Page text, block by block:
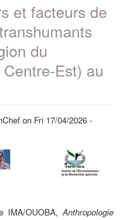
et facteurs de
du
Est) au
on Fri 17/04/2026 -
IMA/OUOBA,Anthropologie